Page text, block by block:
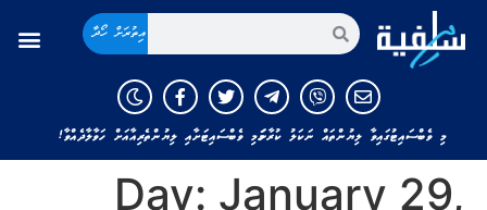
އިތުރަށް ހޯދާ
މި ވެބްސައިޓުގައިވާ ލިޔުންތައް ނަކަލު ކުރާނަމަ މި ވެބްސައިޓަށާއި ލިޔުންތެރިއާއަށް ހަވާލާދެއްވާ!
Day: January 29,